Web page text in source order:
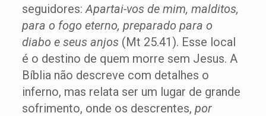
seguidores:Apartai-vos de mim, malditos,
para o fogo eterno, preparado para o
diabo e seus anjos (Mt 25.41). Esse local
é o destino de quem morre sem Jesus. A
Bíblia não descreve com detalhes o
inferno, mas relata ser um lugar de grande
sofrimento, onde os descrentes, por